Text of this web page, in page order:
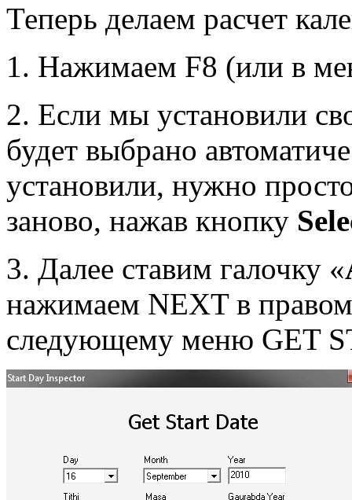
Теперь делаем расчет
1. Нажимаем F8 (или в
2. Если мы установили
будет выбрано
установили, нужно
заново, нажав кнопку
3. Далее ставим галочку «
нажимаем NEXT в
следующему меню GET